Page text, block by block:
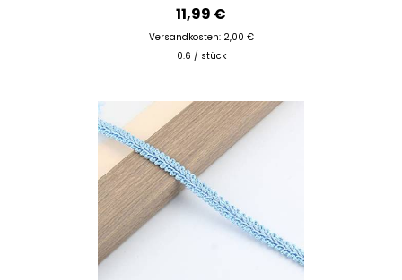
11,99 €
Versandkosten: 2,00 €
0.6 / stück